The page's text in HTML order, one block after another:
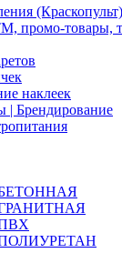
(Краскопульт)
промо-товары,
наклеек
| Брендирование
БЕТОННАЯ
ГРАНИТНАЯ
ПВХ
ПОЛИУРЕТАН